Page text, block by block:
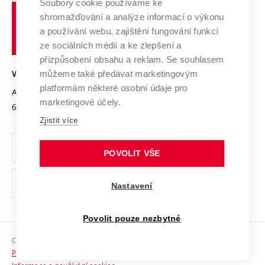
Výzkumné infrastruktury
Transfer znalostí
Open Science
Projekty
Projekty ze strukturálních fondů
Specifický výzkum
Spolupráce se školami
Mezinárodní dohody
Univerzitní sítě
Udržitelná univerzita
Podnikavá univerzita / ContriBUTe
Bezpečná univerzita
Vyznamenání
Organizační struktura
Ochrana osobních údajů
odkaz)
Sociální bezpečí
HR Award
učení
technické
Brně
VYSOKÉ UČENÍ TECHNICKÉ V BRNĚ
Antonínská 548/1
602 00 Brno
www.vut.cz
vut@vutbr.cz
Copyright © 2026 VUT
Prohlášení o přístupnosti
Soubory cookie používáme ke
shromažďování a analýze informací o výkonu
a používání webu, zajištění fungování funkcí
ze sociálních médií a ke zlepšení a
přizpůsobení obsahu a reklam. Se souhlasem
můžeme také předávat marketingovým
platformám některé osobní údaje pro
marketingové účely.
Zjistit více
POVOLIT VŠE
Nastavení
Povolit pouze nezbytné